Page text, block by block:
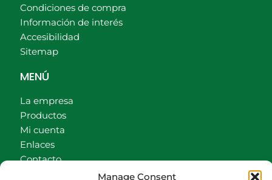
Manage Consent
Condiciones de compra
Información de interés
Accesibilidad
Sitemap
MENÚ
La empresa
Productos
Mi cuenta
Enlaces
Contacto